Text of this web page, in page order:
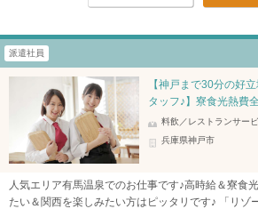
派遣社員
【神戸まで30分の好
タッフ♪】寮食光熱費
料飲／レストランサー
兵庫県神戸市
人気エリア有馬温泉でのお仕事です♪高時給＆寮食
たい＆関西を楽しみたい方はピッタリです♪ 「リ